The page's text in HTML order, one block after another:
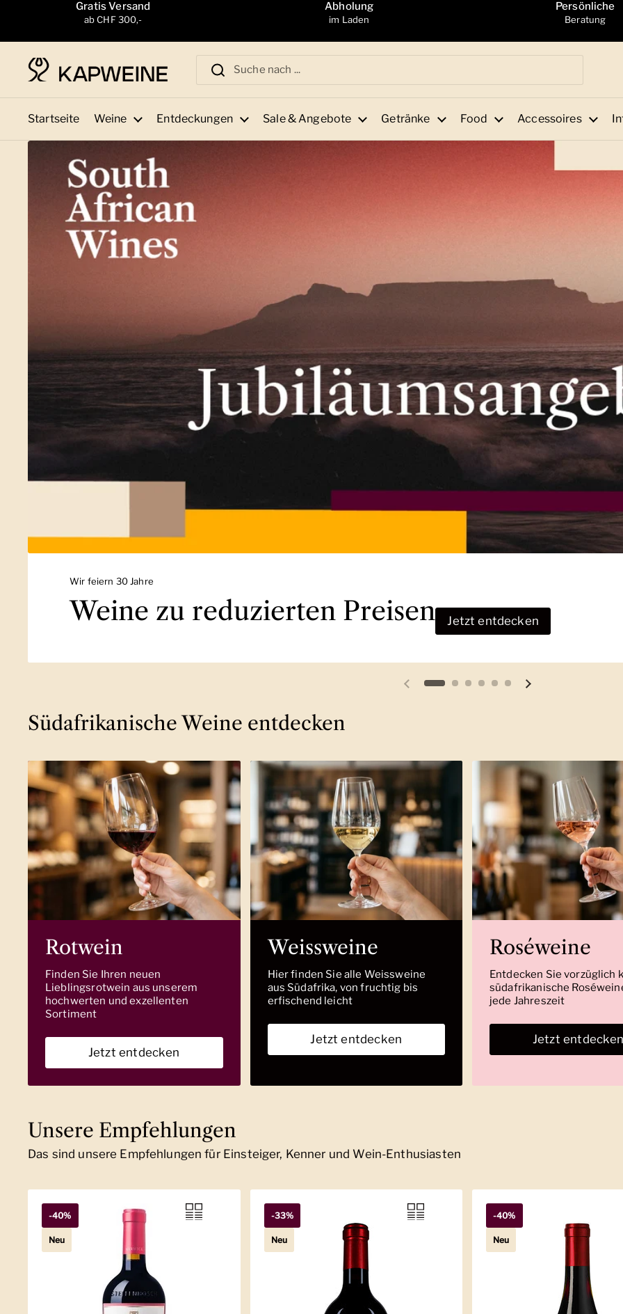
Zum Inhalt springenGratis Versand
ab CHF 300,-
Abholung
im Laden
Persönliche
Beratung
Startseite Weine Entdeckungen Sale & Angebote Getränke Food Accessoires
Wir feiern 30 Jahre
Weine zu reduzierten Preisen Jetzt entdecken
Vorherige Folie Nächste Folie
Südafrikanische Weine entdecken
Rotwein
Finden Sie Ihren neuen
Lieblingsrotwein aus unserem
hochwerten und exzellenten
Sortiment
Jetzt entdecken
Weissweine
Hier finden Sie alle Weissweine
aus Südafrika, von fruchtig bis
erfischend leicht
Jetzt entdecken
Roséweine
Entdecken Sie vorzüglich
südafrikanische
jede Jahreszeit
Jetzt
Unsere Empfehlungen
Das sind unsere Empfehlungen für Einsteiger, Kenner und Wein-Enthusiasten
-40%
Neu
-33%
Neu
-40%
Neu